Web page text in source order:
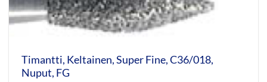
Timantti, Keltainen, Super Fine, C36/018,
Nuput, FG